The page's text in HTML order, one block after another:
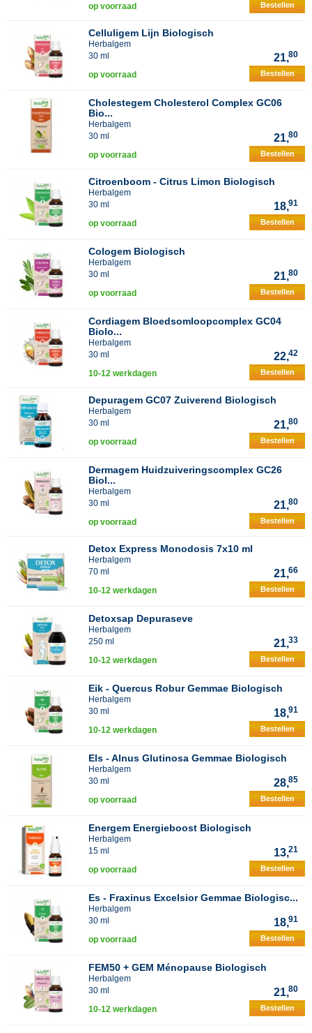
op voorraad Bestellen
Celluligem Lijn Biologisch
Herbalgem
30 ml
21,80
op voorraad Bestellen
Cholestegem Cholesterol Complex GC06
Bio...
Herbalgem
30 ml
21,80
op voorraad Bestellen
Citroenboom - Citrus Limon Biologisch
Herbalgem
30 ml
18,91
op voorraad Bestellen
Cologem Biologisch
Herbalgem
30 ml
21,80
op voorraad Bestellen
Cordiagem Bloedsomloopcomplex GC04
Biolo...
Herbalgem
30 ml
22,42
10-12 werkdagen Bestellen
Depuragem GC07 Zuiverend Biologisch
Herbalgem
30 ml
21,80
op voorraad Bestellen
Dermagem Huidzuiveringscomplex GC26
Biol...
Herbalgem
30 ml
21,80
op voorraad Bestellen
Detox Express Monodosis 7x10 ml
Herbalgem
70 ml
21,66
10-12 werkdagen Bestellen
Detoxsap Depuraseve
Herbalgem
250 ml
21,33
10-12 werkdagen Bestellen
Eik - Quercus Robur Gemmae Biologisch
Herbalgem
30 ml
18,91
10-12 werkdagen Bestellen
Els - Alnus Glutinosa Gemmae Biologisch
Herbalgem
30 ml
28,85
op voorraad Bestellen
Energem Energieboost Biologisch
Herbalgem
15 ml
13,21
op voorraad Bestellen
Es - Fraxinus Excelsior Gemmae Biologisc...
Herbalgem
30 ml
18,91
op voorraad Bestellen
FEM50 + GEM Ménopause Biologisch
Herbalgem
30 ml
21,80
10-12 werkdagen Bestellen